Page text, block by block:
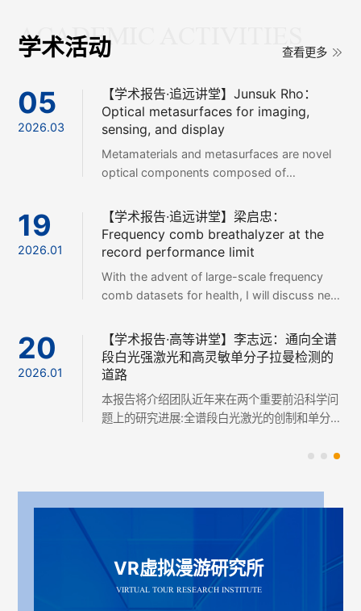
学术活动 查看更多
24
2026.07
【学术报告】Markus Raschke：Seeing
with the nano-eye: Microscopy beyond
the diffraction limit
Markus B. Raschke教授是美国科罗拉多大学博
尔德分校的正教授，世界公认的光学超分辨纳米
来，他提出并发展了多种纳米光学测量理念、技
术和方法，能够实现空间上具有纳米分辨率、时
间上具有飞秒分辨率的先进纳米测量。并使用这
成像方法研究，强关联电子材料的畴壁形成研
究，纳米尺度受限的等离子体光源研究，超快电
究，有机纳米材料的红外振动探测研究，纳米尺
度的非线性光学研究等工作，为光学超分辨纳米
测量技术的发展和实际应用做出了重要贡献。近
10年来，Markus B. Raschke教授，在
Nature、Nature Photonics、Nature
国光学学会会士（OSA Fellow），2013年当选
美国物理学会会士（APS Fellow），2017年当
选美国科学促进会会士（AAAS Fellow），
2017年获得德国洪堡基金会的弗里德里希贝塞尔
奖 （Friedrich Wilhelm Bessel Award,
Humboldt Foundation）。
17
2026.07
【学术报告·追远讲堂】孙志培：智能光感
知
光不仅是人类认识世界的重要窗口，也是推动科
技进步和产业变革的重要力量。从智能手机、医
疗健康、环境监测，到地震波探测、宇宙探索再
依赖于对光信息的精准获取与智能处理。然而，
传统光探测技术仍面临体积大、成本高、智能化
程度有限等挑战。带隙工程为突破这些瓶颈提供
光学响应，可实现光谱信息的直接编码与计算重
建，为新一代微型智能光感知提供全新的技术路
面的研究成果，介绍新型半导体器件与智能算法
06
2026.07
Excitonic Correlations and Multipole
Screening in Monolayer MoS2 by
Photoemission
Reduced dimensionality and environment-
dependent dielectric screening make
studying Coulomb interactions. In this talk, I
photoemission studies: time-resolved
ARPES measurements that track the
ultrafast evolution of a photoexcited
electron–hole plasma into correlated
excitonic states across a Mott crossover,
and temperature-dependent ARPES
measurements that reveal a strongly
VR虚拟漫游研究所
VIRTUAL TOUR RESEARCH INSTITUTE